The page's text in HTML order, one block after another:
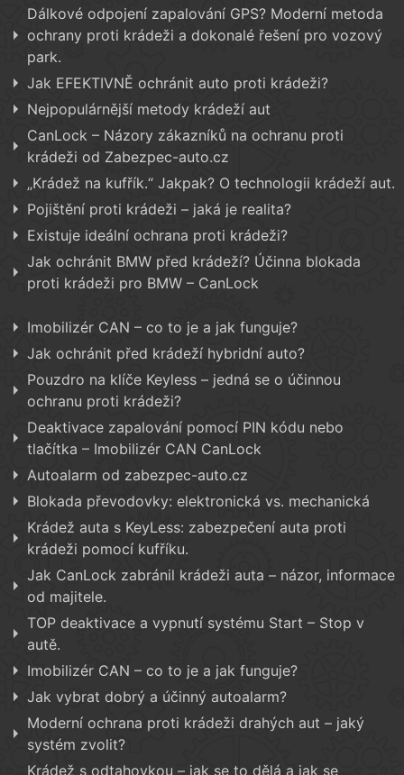
Dálkové odpojení zapalování GPS? Moderní metoda
ochrany proti krádeži a dokonalé řešení pro vozový
park.
Jak EFEKTIVNĚ ochránit auto proti krádeži?
Nejpopulárnější metody krádeží aut
CanLock – Názory zákazníků na ochranu proti
krádeži od Zabezpec-auto.cz
„Krádež na kufřík.“ Jakpak? O technologii krádeží aut.
Pojištění proti krádeži – jaká je realita?
Existuje ideální ochrana proti krádeži?
Jak ochránit BMW před krádeží? Účinna blokada
proti krádeži pro BMW – CanLock
Imobilizér CAN – co to je a jak funguje?
Jak ochránit před krádeží hybridní auto?
Pouzdro na klíče Keyless – jedná se o účinnou
ochranu proti krádeži?
Deaktivace zapalování pomocí PIN kódu nebo
tlačítka – Imobilizér CAN CanLock
Autoalarm od zabezpec-auto.cz
Blokada převodovky: elektronická vs. mechanická
Krádež auta s KeyLess: zabezpečení auta proti
krádeži pomocí kufříku.
Jak CanLock zabránil krádeži auta – názor, informace
od majitele.
TOP deaktivace a vypnutí systému Start – Stop v
autě.
Imobilizér CAN – co to je a jak funguje?
Jak vybrat dobrý a účinný autoalarm?
Moderní ochrana proti krádeži drahých aut – jaký
systém zvolit?
Krádež s odtahovkou – jak se to dělá a jak se